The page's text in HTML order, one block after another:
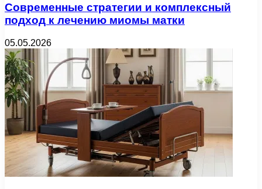
Современные стратегии и комплексный
подход к лечению миомы матки
05.05.2026